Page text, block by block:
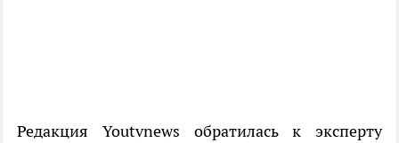
Редакция Youtvnews обратилась к эксперту